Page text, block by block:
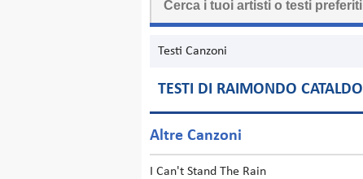
Testi Canzoni
TESTI DI RAIMONDO CATALDO
Altre Canzoni
I Can't Stand The Rain